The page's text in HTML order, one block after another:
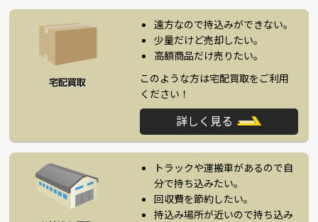
遠方なので持込みができない。
少量だけど売却したい。
高額商品だけ売りたい。
このような方は宅配買取をご利用
ください！
詳しく見る
トラックや運搬車があるので自
分で持ち込みたい。
回収費を節約したい。
持込み場所が近いので持ち込み